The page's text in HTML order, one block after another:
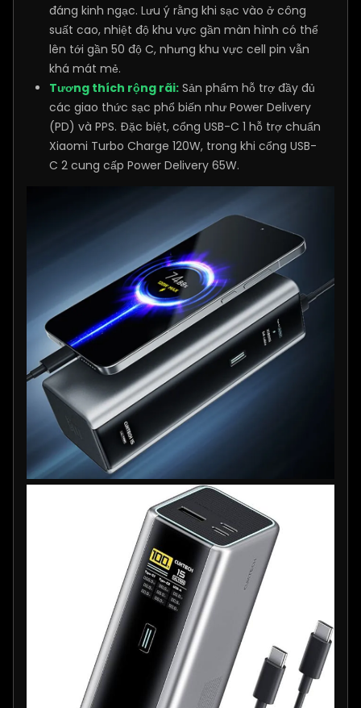
đáng kinh ngạc. Lưu ý rằng khi sạc vào ở công
suất cao, nhiệt độ khu vực gần màn hình có thể
lên tới gần 50 độ C, nhưng khu vực cell pin vẫn
khá mát mẻ.
Tương thích rộng rãi: Sản phẩm hỗ trợ đầy đủ
các giao thức sạc phổ biến như Power Delivery
(PD) và PPS. Đặc biệt, cổng USB-C 1 hỗ trợ chuẩn
Xiaomi Turbo Charge 120W, trong khi cổng USB-
C 2 cung cấp Power Delivery 65W.